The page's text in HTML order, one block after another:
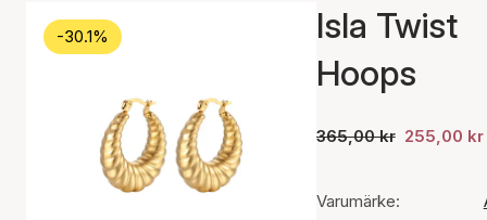
-30.1%
Isla Twist
Hoops
365,00 kr 255,00 kr
Varumärke: